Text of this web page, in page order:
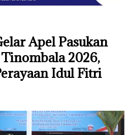
Apel Pasukan
2026,
Idul Fitri